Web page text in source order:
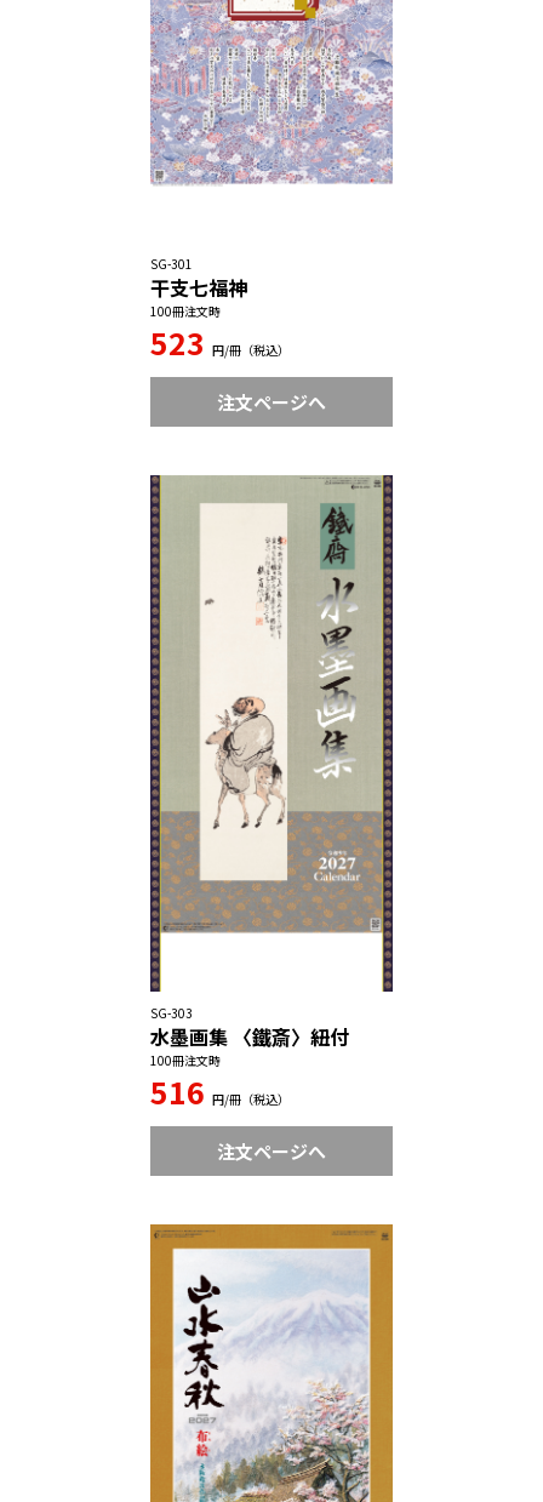
SG-301
干支七福神
100冊注文時
523 円/冊（税込）
注文ページへ
SG-303
水墨画集 〈鐵斎〉紐付
100冊注文時
516 円/冊（税込）
注文ページへ